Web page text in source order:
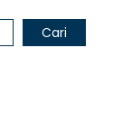
Cari